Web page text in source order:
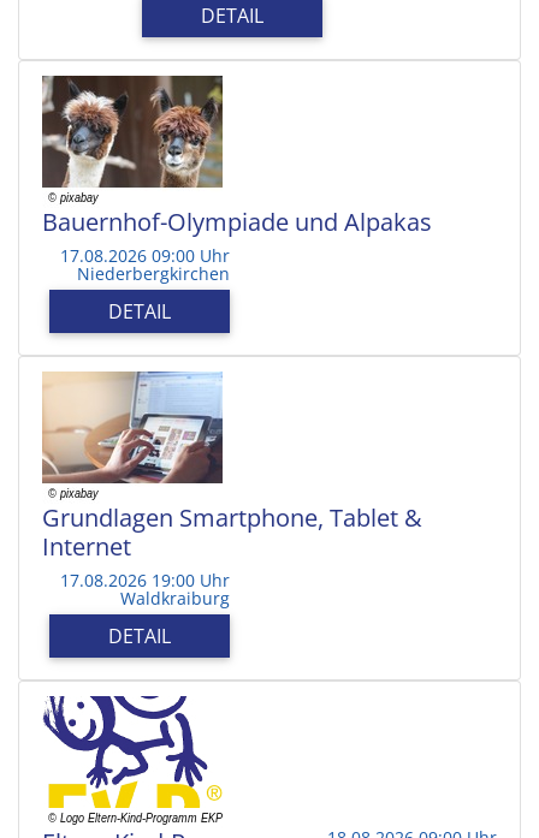
DETAIL
Bauernhof-Olympiade und Alpakas
17.08.2026 09:00 Uhr
Niederbergkirchen
DETAIL
Grundlagen Smartphone, Tablet &
Internet
17.08.2026 19:00 Uhr
Waldkraiburg
DETAIL